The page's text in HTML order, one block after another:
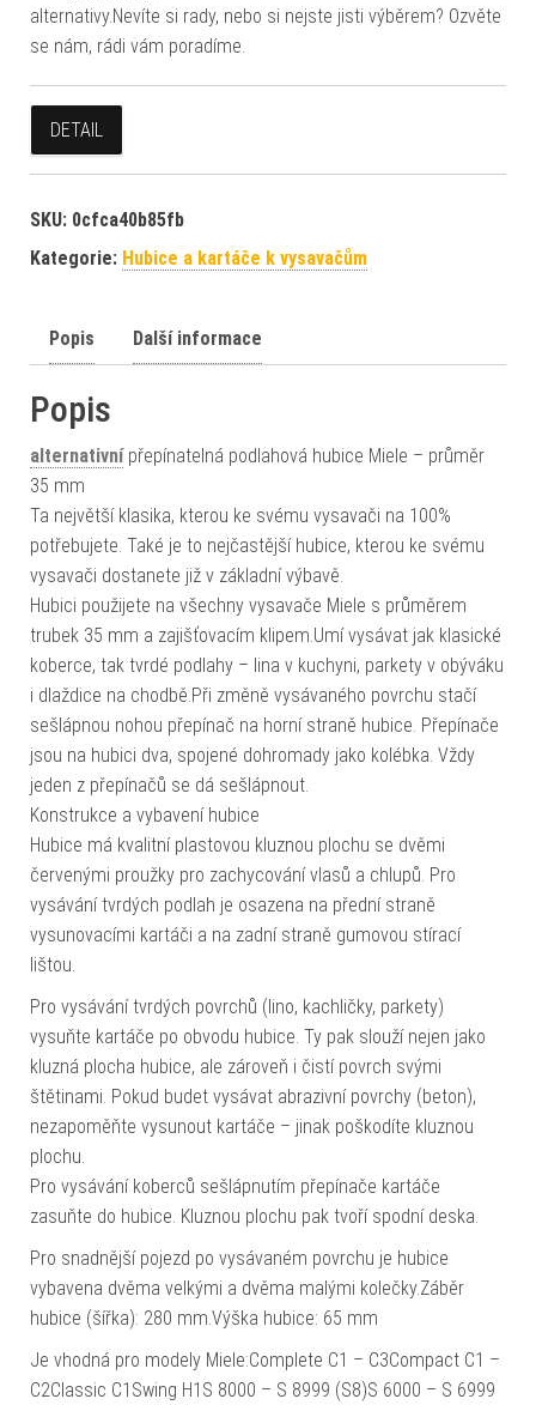
alternativy.Nevíte si rady, nebo si nejste jisti výběrem? Ozvěte
se nám, rádi vám poradíme.
DETAIL
SKU: 0cfca40b85fb
Kategorie: Hubice a kartáče k vysavačům
Popis Další informace
Popis
alternativnípřepínatelná podlahová hubice Miele – průměr
35 mm
Ta největší klasika, kterou ke svému vysavači na 100%
potřebujete. Také je to nejčastější hubice, kterou ke svému
vysavači dostanete již v základní výbavě.
Hubici použijete na všechny vysavače Miele s průměrem
trubek 35 mm a zajišťovacím klipem.Umí vysávat jak klasické
koberce, tak tvrdé podlahy – lina v kuchyni, parkety v obýváku
i dlaždice na chodbě.Při změně vysávaného povrchu stačí
sešlápnou nohou přepínač na horní straně hubice. Přepínače
jsou na hubici dva, spojené dohromady jako kolébka. Vždy
jeden z přepínačů se dá sešlápnout.
Konstrukce a vybavení hubice
Hubice má kvalitní plastovou kluznou plochu se dvěmi
červenými proužky pro zachycování vlasů a chlupů. Pro
vysávání tvrdých podlah je osazena na přední straně
vysunovacími kartáči a na zadní straně gumovou stírací
lištou.
Pro vysávání tvrdých povrchů (lino, kachličky, parkety)
vysuňte kartáče po obvodu hubice. Ty pak slouží nejen jako
kluzná plocha hubice, ale zároveň i čistí povrch svými
štětinami. Pokud budet vysávat abrazivní povrchy (beton),
nezapoměňte vysunout kartáče – jinak poškodíte kluznou
plochu.
Pro vysávání koberců sešlápnutím přepínače kartáče
zasuňte do hubice. Kluznou plochu pak tvoří spodní deska.
Pro snadnější pojezd po vysávaném povrchu je hubice
vybavena dvěma velkými a dvěma malými kolečky.Záběr
hubice (šířka): 280 mm.Výška hubice: 65 mm
Je vhodná pro modely Miele:Complete C1 – C3Compact C1 –
C2Classic C1Swing H1S 8000 – S 8999 (S8)S 6000 – S 6999